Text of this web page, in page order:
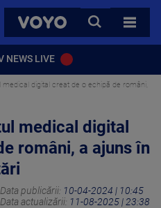
VOYO
CAUTA
TOATE
NEWS LIVE
medical digital creat de o echipă de români,
medical digital
români, a ajuns în
Data publicării: 10-04-2024 | 10:45
Data actualizării: 11-08-2025 | 23:38